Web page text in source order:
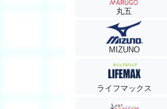
丸五
MIZUNO
ライフマックス